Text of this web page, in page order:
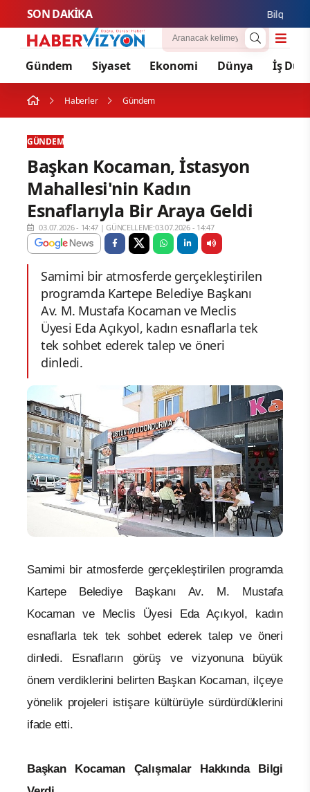
SON DAKİKA Bilgesu
Gündem Siyaset Ekonomi Dünya İş
Haberler Gündem
GÜNDEM
Başkan Kocaman, İstasyon
Mahallesi'nin Kadın
Esnaflarıyla Bir Araya Geldi
03.07.2026 - 14:47 |GÜNCELLEME:03.07.2026 - 14:47
Samimi bir atmosferde gerçekleştirilen
programda Kartepe Belediye Başkanı
Av. M. Mustafa Kocaman ve Meclis
Üyesi Eda Açıkyol, kadın esnaflarla tek
tek sohbet ederek talep ve öneri
dinledi.
Samimi bir atmosferde gerçekleştirilen programda
Kartepe Belediye Başkanı Av. M. Mustafa
Kocaman ve Meclis Üyesi Eda Açıkyol, kadın
esnaflarla tek tek sohbet ederek talep ve öneri
dinledi. Esnafların görüş ve vizyonuna büyük
önem verdiklerini belirten Başkan Kocaman, ilçeye
yönelik projeleri istişare kültürüyle sürdürdüklerini
ifade etti.
Başkan Kocaman Çalışmalar Hakkında Bilgi